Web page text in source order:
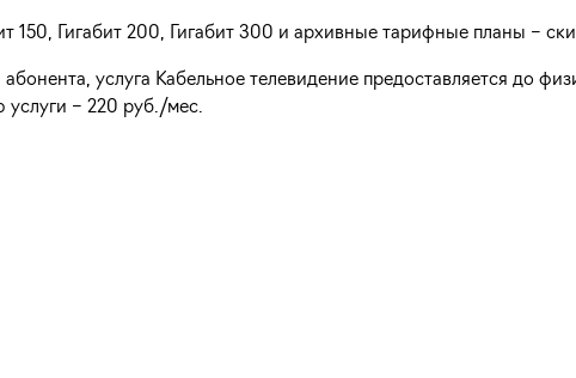
150, Гигабит 200, Гигабит 300 и архивные тарифные планы –
услуга Кабельное телевидение предоставляется до
услуги – 220 руб./мес.